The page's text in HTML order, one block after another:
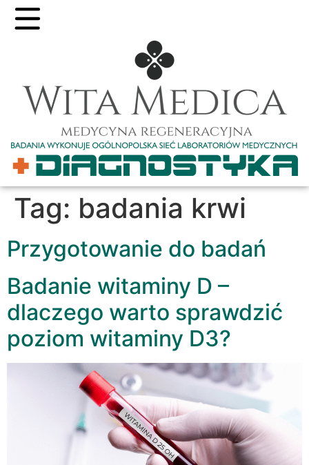
Tag: badania krwi
Przygotowanie do badań
Badanie witaminy D –
dlaczego warto sprawdzić
poziom witaminy D3?